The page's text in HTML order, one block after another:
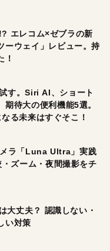
エレコム×ゼブラの新
ーウェイ」レビュー。持
！
す。Siri AI、ショート
待大の便利機能5選。
る未来はすぐそこ！
ラ「Luna Ultra」実践
ズーム・夜間撮影をチ
大丈夫？ 認識しない・
い対策